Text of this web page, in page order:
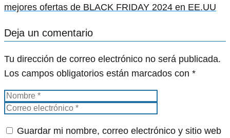
mejores ofertas de BLACK FRIDAY 2024 en EE.UU
Deja un comentario
Tu dirección de correo electrónico no será publicada.
Los campos obligatorios están marcados con *
Guardar mi nombre, correo electrónico y sitio web